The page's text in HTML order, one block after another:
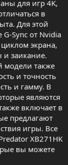
для игр 4K,
в
Для этой
Sync от Nvidia
экрана,
и заикание.
модели также
и точность
и гамму. В
являются
включает в
предлагают
игры. Все
XB271HK
вы можете